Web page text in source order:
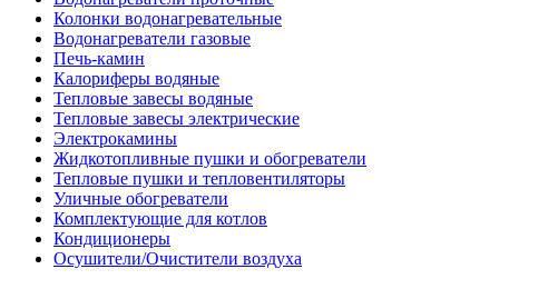
Колонки водонагревательные
Водонагреватели газовые
Печь-камин
Калориферы водяные
Тепловые завесы водяные
Тепловые завесы электрические
Электрокамины
Жидкотопливные пушки и обогреватели
Тепловые пушки и тепловентиляторы
Уличные обогреватели
Комплектующие для котлов
Кондиционеры
Осушители/Очистители воздуха